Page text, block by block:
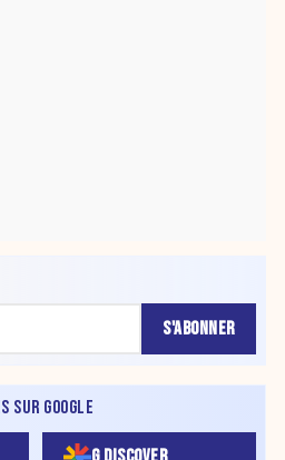
S'ABONNER
SUR GOOGLE